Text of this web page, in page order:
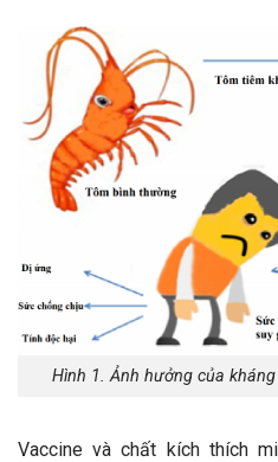
Hình 1. Ảnh hưởng của
Vaccine và chất kích thích